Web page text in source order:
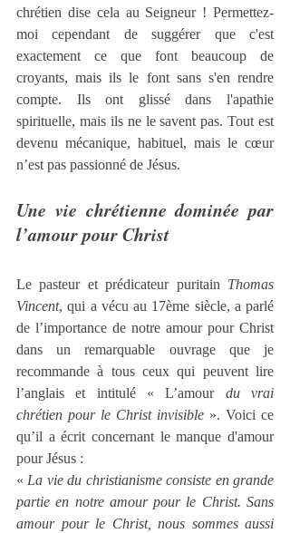
chrétien dise cela au Seigneur ! Permettez-
moi cependant de suggérer que c'est
exactement ce que font beaucoup de
croyants, mais ils le font sans s'en rendre
compte. Ils ont glissé dans l'apathie
spirituelle, mais ils ne le savent pas. Tout est
devenu mécanique, habituel, mais le cœur
n’est pas passionné de Jésus.
Une vie chrétienne dominée par
l’amour pour Christ
Le pasteur et prédicateur puritain Thomas
Vincent, qui a vécu au 17ème siècle, a parlé
de l’importance de notre amour pour Christ
dans un remarquable ouvrage que je
recommande à tous ceux qui peuvent lire
l’anglais et intitulé « L’amour du vrai
chrétien pour le Christ invisible ». Voici ce
qu’il a écrit concernant le manque d'amour
pour Jésus :
« La vie du christianisme consiste en grande
partie en notre amour pour le Christ. Sans
amour pour le Christ, nous sommes aussi